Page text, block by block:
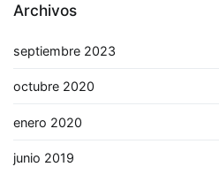
Archivos
septiembre 2023
octubre 2020
enero 2020
junio 2019